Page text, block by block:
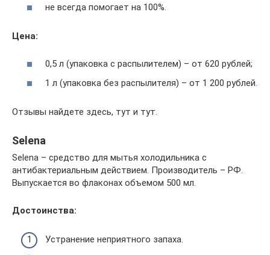
не всегда помогает на 100%.
Цена:
0,5 л (упаковка с распылителем) – от 620 рублей;
1 л (упаковка без распылителя) – от 1 200 рублей.
Отзывы найдете здесь, тут и тут.
Selena
Selena – средство для мытья холодильника с
антибактериальным действием. Производитель – РФ.
Выпускается во флаконах объемом 500 мл.
Достоинства:
Устранение неприятного запаха.